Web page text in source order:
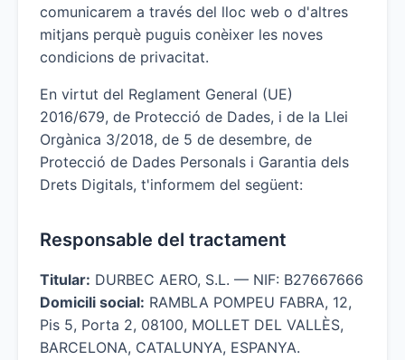
comunicarem a través del lloc web o d'altres
mitjans perquè puguis conèixer les noves
condicions de privacitat.
En virtut del Reglament General (UE)
2016/679, de Protecció de Dades, i de la Llei
Orgànica 3/2018, de 5 de desembre, de
Protecció de Dades Personals i Garantia dels
Drets Digitals, t'informem del següent:
Responsable del tractament
Titular: DURBEC AERO, S.L. — NIF: B27667666
Domicili social: RAMBLA POMPEU FABRA, 12,
Pis 5, Porta 2, 08100, MOLLET DEL VALLÈS,
BARCELONA, CATALUNYA, ESPANYA.